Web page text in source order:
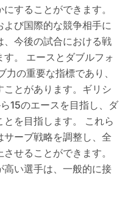
することができます。
び国際的な競争相手に
今後の試合における戦
。 エースとダブルフォ
の重要な指標であり、
とがあります。ギリシ
15のエースを目指し、ダ
を目指します。 これら
ーブ戦略を調整し、全
せることができます。
い選手は、一般的に接